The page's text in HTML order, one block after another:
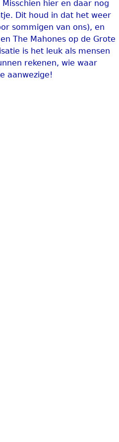
hier en daar nog
Dit houd in dat het weer
sommigen van ons), en
The Mahones op de Grote
is het leuk als mensen
rekenen, wie waar
aanwezige!
u